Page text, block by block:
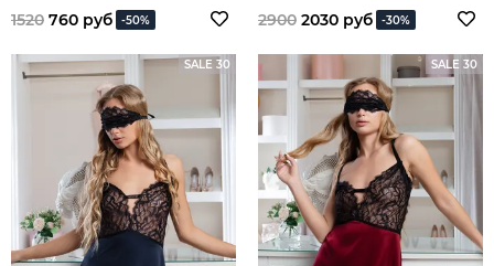
1520 760 руб -50% 2900 2030 руб -30%
SALE 30 SALE 30